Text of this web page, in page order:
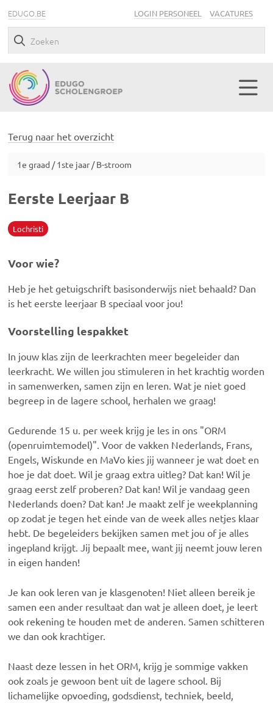
EDUGO.BE LOGIN PERSONEEL VACATURES
Terug naar het overzicht
1e graad / 1ste jaar / B-stroom
Eerste Leerjaar B
Lochristi
Voor wie?
Heb je het getuigschrift basisonderwijs niet behaald? Dan
is het eerste leerjaar B speciaal voor jou!
Voorstelling lespakket
In jouw klas zijn de leerkrachten meer begeleider dan
leerkracht. We willen jou stimuleren in het krachtig worden
in samenwerken, samen zijn en leren. Wat je niet goed
begreep in de lagere school, herhalen we graag!
Gedurende 15 u. per week krijg je les in ons "ORM
(openruimtemodel)". Voor de vakken Nederlands, Frans,
Engels, Wiskunde en MaVo kies jij wanneer je wat doet en
hoe je dat doet. Wil je graag extra uitleg? Dat kan! Wil je
graag eerst zelf proberen? Dat kan! Wil je vandaag geen
Nederlands doen? Dat kan! Je maakt zelf je weekplanning
op zodat je tegen het einde van de week alles netjes klaar
hebt. De begeleiders bekijken samen met jou of je alles
ingepland krijgt. Jij bepaalt mee, want jij neemt jouw leren
in eigen handen!
Je kan ook leren van je klasgenoten! Niet alleen bereik je
samen een ander resultaat dan wat je alleen doet, je leert
ook rekening te houden met de anderen. Samen schitteren
we dan ook krachtiger.
Naast deze lessen in het ORM, krijg je sommige vakken
ook zoals je gewoon bent uit de lagere school. Bij
lichamelijke opvoeding, godsdienst, techniek, beeld,